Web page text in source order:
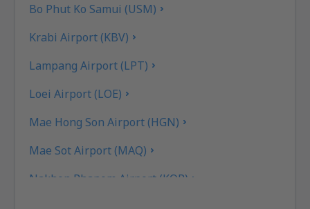
Bo Phut Ko Samui (USM)
Krabi Airport (KBV)
Lampang Airport (LPT)
Loei Airport (LOE)
Mae Hong Son Airport (HGN)
Mae Sot Airport (MAQ)
Nakhon Phanom Airport (KOP)